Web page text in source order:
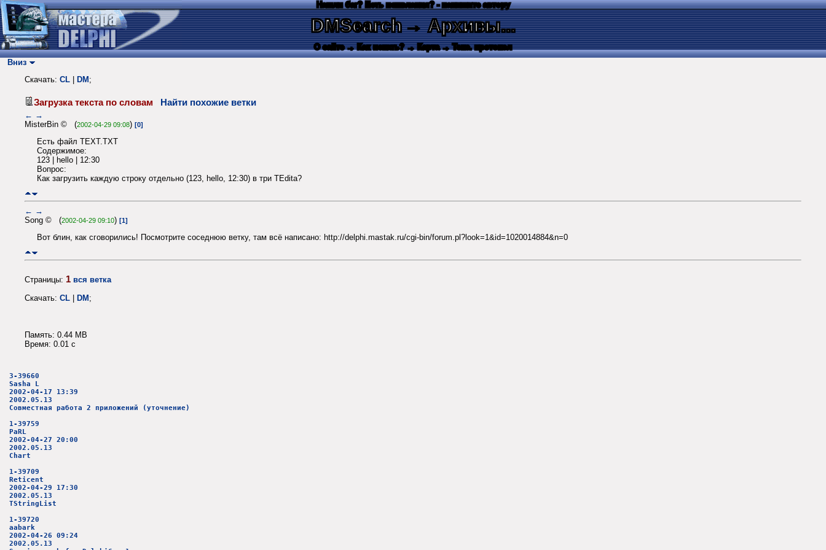
Нашли баг? Есть пожелания? - напишите автору
DMSearch→ Архивы...
О сайте → Как искать? → Карта → Текс. протокол
Вниз
Скачать: CL DM ;
Загрузка текста по словам Найти похожие ветки
← →
MisterBin © (2002-04-29 09:08) [0]
Есть файл TEXT.TXT
Содержимое:
123 | hello | 12:30
Вопрос:
Как загрузить каждую строку отдельно (123, hello, 12:30) в три TEdita?
← →
Song © (2002-04-29 09:10) [1]
Вот блин, как сговорились! Посмотрите соседнюю ветку, там всё написано: http://delphi.mastak.ru/cgi-bin/forum.pl?look=1&id=1020014884&n=0
Страницы: 1 вся ветка
Скачать: CL DM ;
Память: 0.44 MB
Время: 0.01 c
3-39660
Sasha L
2002-04-17 13:39
2002.05.13
Совместная работа 2 приложений (уточнение)
1-39759
PaRL
2002-04-27 20:00
2002.05.13
Chart
1-39709
Reticent
2002-04-29 17:30
2002.05.13
TStringList
1-39720
aabark
2002-04-26 09:24
2002.05.13